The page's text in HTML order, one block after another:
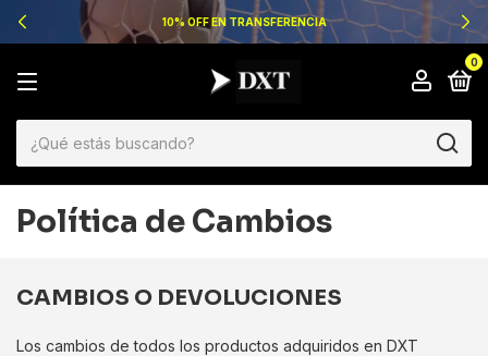
10% OFF EN TRANSFERENCIA
0
Política de Cambios
CAMBIOS O DEVOLUCIONES
Los cambios de todos los productos adquiridos en DXT